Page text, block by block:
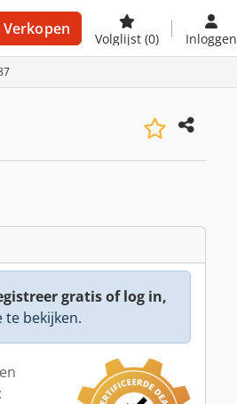
Verkopen
Volglijst (0) Inloggen
gratis of log in,
bekijken.